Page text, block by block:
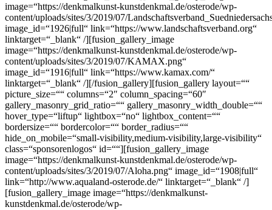
image=“https://denkmalkunst-kunstdenkmal.de/osterode/wp-
content/uploads/sites/3/2019/07/
image_id=“1926|full“ link=“https://www.landschaftsverband.org“
linktarget=“_blank“ /][fusion_gallery_image
image=“https://denkmalkunst-kunstdenkmal.de/osterode/wp-
content/uploads/sites/3/2019/07/KAMAX.png“
image_id=“1916|full“ link=“https://www.kamax.com/“
linktarget=“_blank“ /][/fusion_gallery][fusion_gallery layout=““
picture_size=““ columns=“2″ column_spacing=“60″
gallery_masonry_grid_ratio=““ gallery_masonry_width_double=““
hover_type=“liftup“ lightbox=“no“ lightbox_content=““
bordersize=““ bordercolor=““ border_radius=““
hide_on_mobile=“small-visibility,medium-visibility,large-visibility“
class=“sponsorenlogos“ id=““][fusion_gallery_image
image=“https://denkmalkunst-kunstdenkmal.de/osterode/wp-
content/uploads/sites/3/2019/07/Aloha.png“ image_id=“1908|full“
link=“http://www.aqualand-osterode.de/“ linktarget=“_blank“ /]
[fusion_gallery_image image=“https://denkmalkunst-
kunstdenkmal.de/osterode/wp-